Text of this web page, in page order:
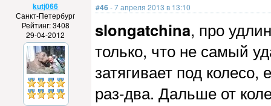
kutj066
Санкт-Петербург
Рейтинг: 3408
29-04-2012
#46- 7 апреля 2013 в 13:10
slongatchina, про
только, что не самый
затягивает под
раз-два. Дальше от